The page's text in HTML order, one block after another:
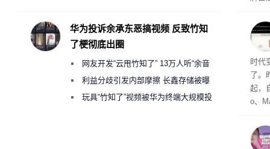
者
与西
时代
了。
起，
o、
和
命令
华为投诉余承东恶搞视频 反致竹知
了梗彻底出圈
网友开发“云甩竹知了” 13万人听“余音
绕梁”利益分歧引发内部摩擦 长鑫存储被曝
曾将华为驻场工程师驱逐出研发基地
玩具“竹知了”视频被华为终端大规模投